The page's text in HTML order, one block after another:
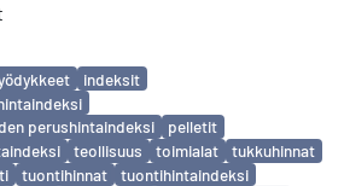
indeksit
perushintaindeksi
pelletit
teollisuus toimialat
tukkuhinnat
tuontihinnat
tuontihintaindeksi